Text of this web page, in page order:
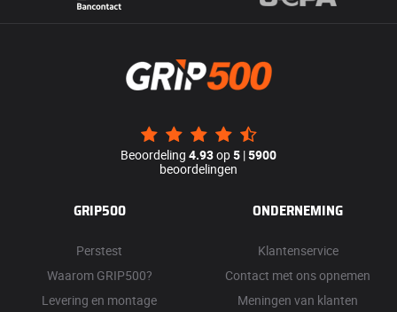
Beoordeling 4.93op5 |5900
beoordelingen
GRIP500
Perstest
Waarom GRIP500?
Levering en montage
ONDERNEMING
Klantenservice
Contact met ons opnemen
Meningen van klanten